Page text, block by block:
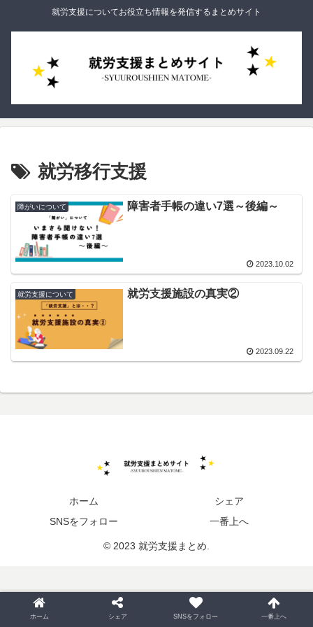
就労支援についてお役立ち情報を発信するまとめサイト
就労移行支援
障がいについて 障害者手帳の違い7選～後編～
2023.10.02
就労支援について 就労支援施設の真実②
2023.09.22
ホーム
シェア
SNSをフォロー
一番上へ
© 2023 就労支援まとめ.
ホーム シェア SNSをフォロー 一番上へ